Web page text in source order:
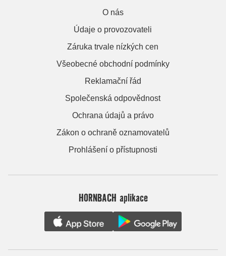
O nás
Údaje o provozovateli
Záruka trvale nízkých cen
Všeobecné obchodní podmínky
Reklamační řád
Společenská odpovědnost
Ochrana údajů a právo
Zákon o ochraně oznamovatelů
Prohlášení o přístupnosti
HORNBACH aplikace